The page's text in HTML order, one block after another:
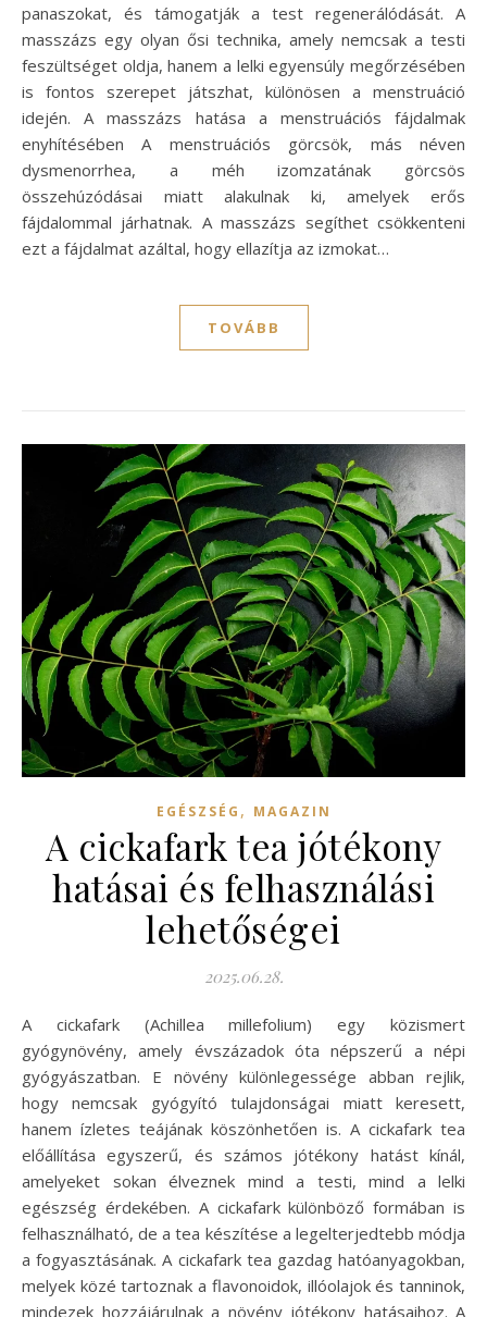
panaszokat, és támogatják a test regenerálódását. A
masszázs egy olyan ősi technika, amely nemcsak a testi
feszültséget oldja, hanem a lelki egyensúly megőrzésében
is fontos szerepet játszhat, különösen a menstruáció
idején. A masszázs hatása a menstruációs fájdalmak
enyhítésében A menstruációs görcsök, más néven
dysmenorrhea, a méh izomzatának görcsös
összehúzódásai miatt alakulnak ki, amelyek erős
fájdalommal járhatnak. A masszázs segíthet csökkenteni
ezt a fájdalmat azáltal, hogy ellazítja az izmokat…
TOVÁBB
EGÉSZSÉG , MAGAZIN
A cickafark tea jótékony
hatásai és felhasználási
lehetőségei
2025.06.28.
A cickafark (Achillea millefolium) egy közismert
gyógynövény, amely évszázadok óta népszerű a népi
gyógyászatban. E növény különlegessége abban rejlik,
hogy nemcsak gyógyító tulajdonságai miatt keresett,
hanem ízletes teájának köszönhetően is. A cickafark tea
előállítása egyszerű, és számos jótékony hatást kínál,
amelyeket sokan élveznek mind a testi, mind a lelki
egészség érdekében. A cickafark különböző formában is
felhasználható, de a tea készítése a legelterjedtebb módja
a fogyasztásának. A cickafark tea gazdag hatóanyagokban,
melyek közé tartoznak a flavonoidok, illóolajok és tanninok,
mindezek hozzájárulnak a növény jótékony hatásaihoz. A